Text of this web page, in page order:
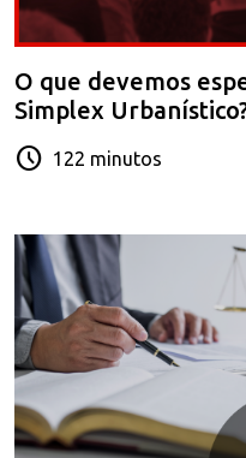
O que devemos
Simplex
schedule 122 minutos